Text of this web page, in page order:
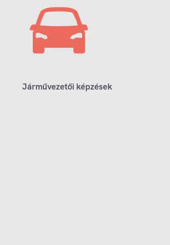
Járművezetői képzések